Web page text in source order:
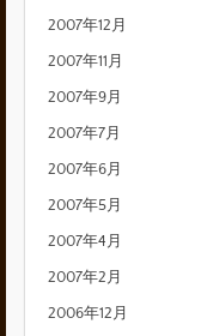
2007年12月
2007年11月
2007年9月
2007年7月
2007年6月
2007年5月
2007年4月
2007年2月
2006年12月